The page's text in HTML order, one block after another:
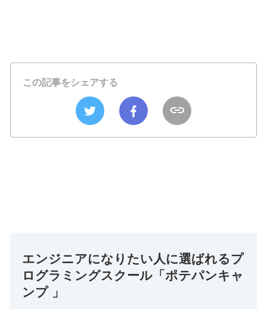
この記事をシェアする
エンジニアになりたい人に選ばれるプ
ログラミングスクール「ポテパンキャ
ンプ 」